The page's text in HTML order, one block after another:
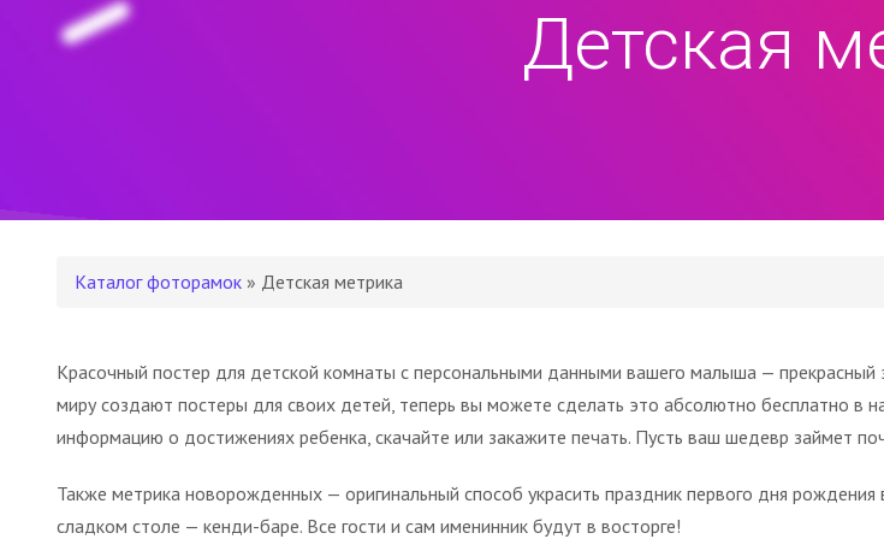
Детская
Каталог фоторамок » Детская метрика
Красочный постер для детской комнаты с персональными данными вашего малыша —
миру создают постеры для своих детей, теперь вы можете сделать это абсолютно бесплатно в
информацию о достижениях ребенка, скачайте или закажите печать. Пусть ваш шедевр займет
Также метрика новорожденных — оригинальный способ украсить праздник первого дня
сладком столе — кенди-баре. Все гости и сам именинник будут в восторге!